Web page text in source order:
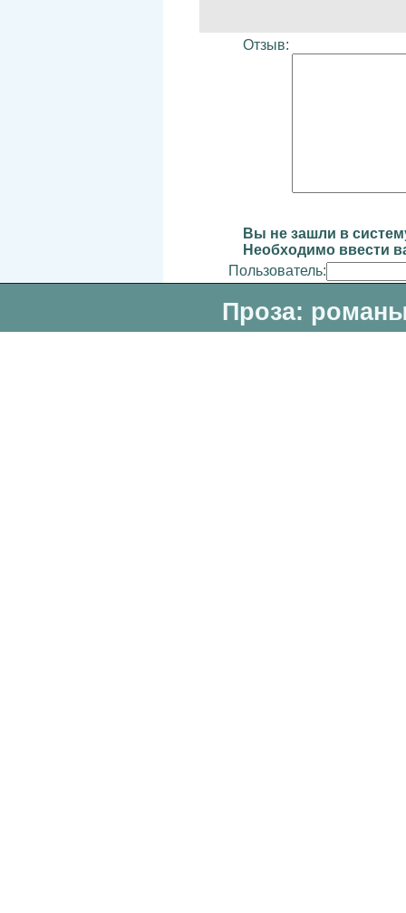
Отзыв:
Вы не зашли в
Необходимо ввести
Пользователь:
Проза: